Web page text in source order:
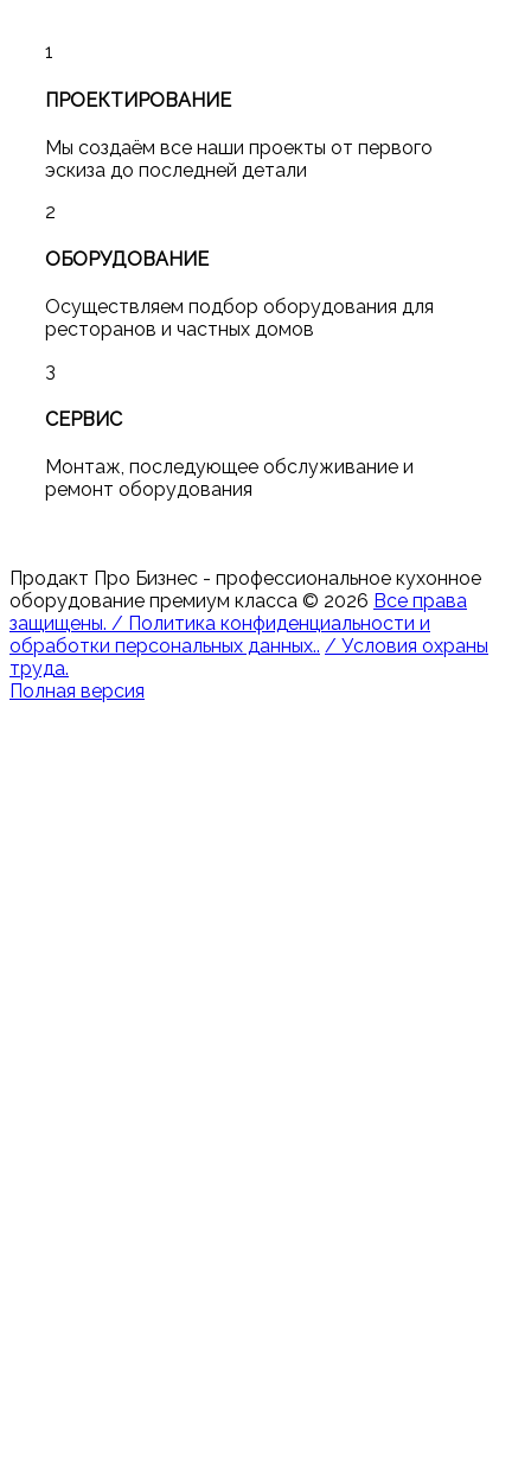
1
ПРОЕКТИРОВАНИЕ
Мы создаём все наши проекты от первого
эскиза до последней детали
2
ОБОРУДОВАНИЕ
Осуществляем подбор оборудования для
ресторанов и частных домов
3
СЕРВИС
Монтаж, последующее обслуживание и
ремонт оборудования
Продакт Про Бизнес - профессиональное кухонное
оборудование премиум класса © 2026 Все права
защищены. / Политика конфиденциальности и
обработки персональных данных.. / Условия охраны
труда.
Полная версия